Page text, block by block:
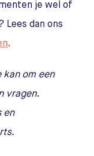
je wel of
dan ons
.
om een
vragen.
en